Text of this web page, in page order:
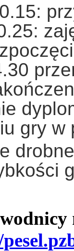
gry w